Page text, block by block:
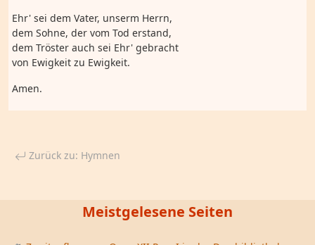
Ehr' sei dem Vater, unserm Herrn,
dem Sohne, der vom Tod erstand,
dem Tröster auch sei Ehr' gebracht
von Ewigkeit zu Ewigkeit.
Amen.
Zurück zu: Hymnen
Meistgelesene Seiten